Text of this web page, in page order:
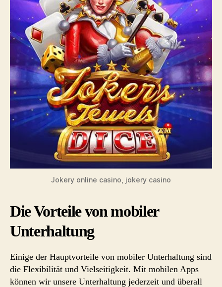
Jokery online casino, jokery casino
Die Vorteile von mobiler
Unterhaltung
Einige der Hauptvorteile von mobiler Unterhaltung sind
die Flexibilität und Vielseitigkeit. Mit mobilen Apps
können wir unsere Unterhaltung jederzeit und überall